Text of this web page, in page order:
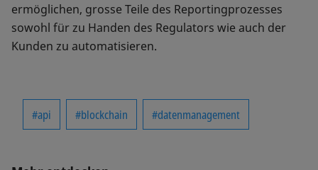
ermöglichen, grosse Teile des Reportingprozesses
sowohl für zu Handen des Regulators wie auch der
Kunden zu automatisieren.
#api #blockchain #datenmanagement